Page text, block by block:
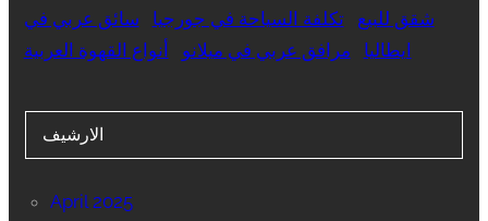
شقق للبيع
تكلفة السياحة في جورجيا
سائق عربي في
ايطاليا
مرافق عربي في ميلانو أنواع القهوة العربية
الارشيف
April 2025